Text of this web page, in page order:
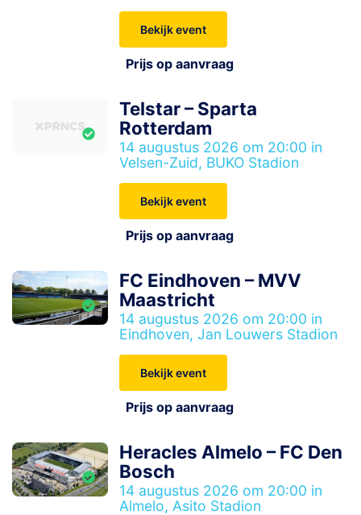
Bekijk event
Prijs op aanvraag
Telstar – Sparta
Rotterdam
14 augustus 2026 om 20:00 in
Velsen-Zuid, BUKO Stadion
Bekijk event
Prijs op aanvraag
FC Eindhoven – MVV
Maastricht
14 augustus 2026 om 20:00 in
Eindhoven, Jan Louwers Stadion
Bekijk event
Prijs op aanvraag
Heracles Almelo – FC Den
Bosch
14 augustus 2026 om 20:00 in
Almelo, Asito Stadion